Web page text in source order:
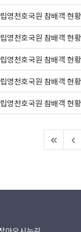
영천호국원 참배객 현
영천호국원 참배객 현
영천호국원 참배객 현
영천호국원 참배객 현
영천호국원 참배객 현